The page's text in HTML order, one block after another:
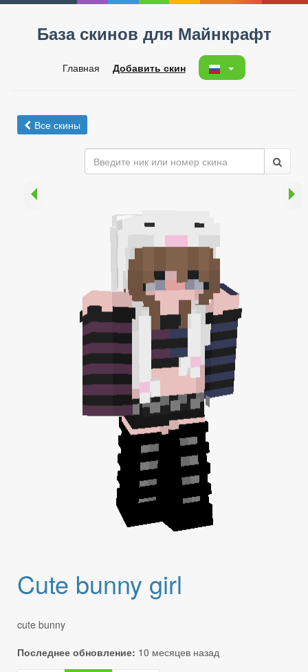
База скинов для Майнкрафт
Главная Добавить скин
Все скины
Cute bunny girl
cute bunny
Последнее обновление: 10 месяцев назад